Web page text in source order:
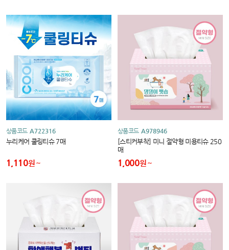
상품코드 A722316
누리케어 쿨링티슈 7매
1,110원
상품코드 A978946
[스티커부착] 미니 절약형 미용티슈 250
매
1,000원